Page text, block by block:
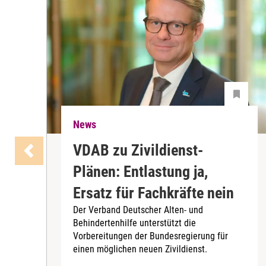
News
VDAB zu Zivildienst-
Plänen: Entlastung ja,
Ersatz für Fachkräfte nein
Der Verband Deutscher Alten- und
Behindertenhilfe unterstützt die
Vorbereitungen der Bundesregierung für
einen möglichen neuen Zivildienst.